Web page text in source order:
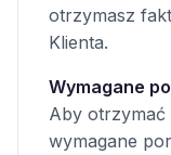
otrzymasz
Klienta.
Wymagane
Aby otrzymać
wymagane